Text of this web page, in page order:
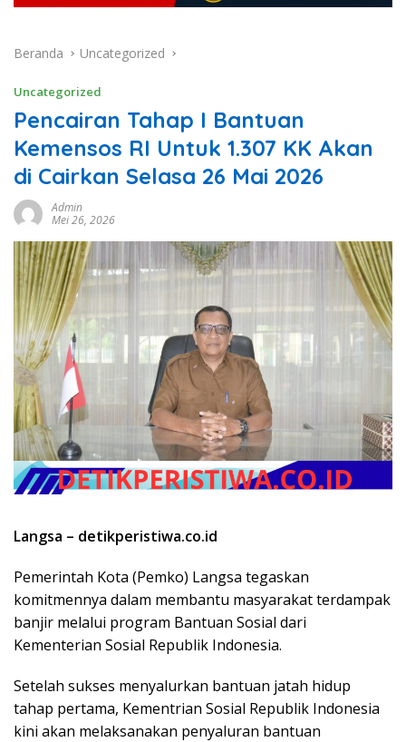
Beranda Uncategorized
Uncategorized
Pencairan Tahap I Bantuan
Kemensos RI Untuk 1.307 KK Akan
di Cairkan Selasa 26 Mai 2026
Admin
Mei 26, 2026
Langsa – detikperistiwa.co.id
Pemerintah Kota (Pemko) Langsa tegaskan
komitmennya dalam membantu masyarakat terdampak
banjir melalui program Bantuan Sosial dari
Kementerian Sosial Republik Indonesia.
Setelah sukses menyalurkan bantuan jatah hidup
tahap pertama, Kementrian Sosial Republik Indonesia
kini akan melaksanakan penyaluran bantuan